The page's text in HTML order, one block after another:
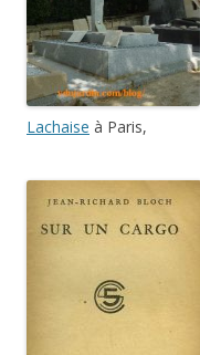
Lachaise à Paris,